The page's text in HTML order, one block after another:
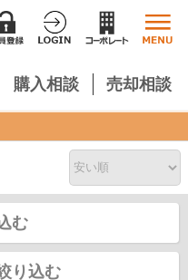
購入相談 売却相談
む
り込む